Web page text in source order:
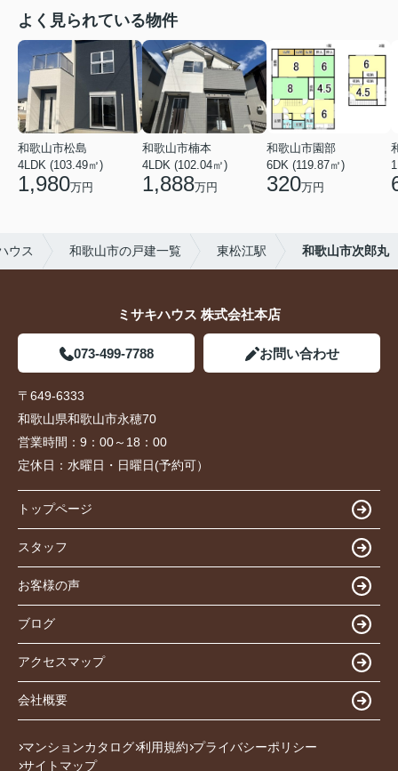
よく見られている物件
和歌山市松島
4LDK (103.49㎡)
1,980万円
和歌山市楠本
4LDK (102.04㎡)
1,888万円
和歌山市園部
6DK (119.87㎡)
320万円
ウス 和歌山市の戸建一覧 東松江駅 和歌山市次郎丸
ミサキハウス 株式会社本店
073-499-7788 お問い合わせ
〒649-6333
和歌山県和歌山市永穂70
営業時間： 9：00～18：00
定休日： 水曜日・日曜日(予約可）
トップページ
スタッフ
お客様の声
ブログ
アクセスマップ
会社概要
マンションカタログ 利用規約 プライバシーポリシー
サイトマップ